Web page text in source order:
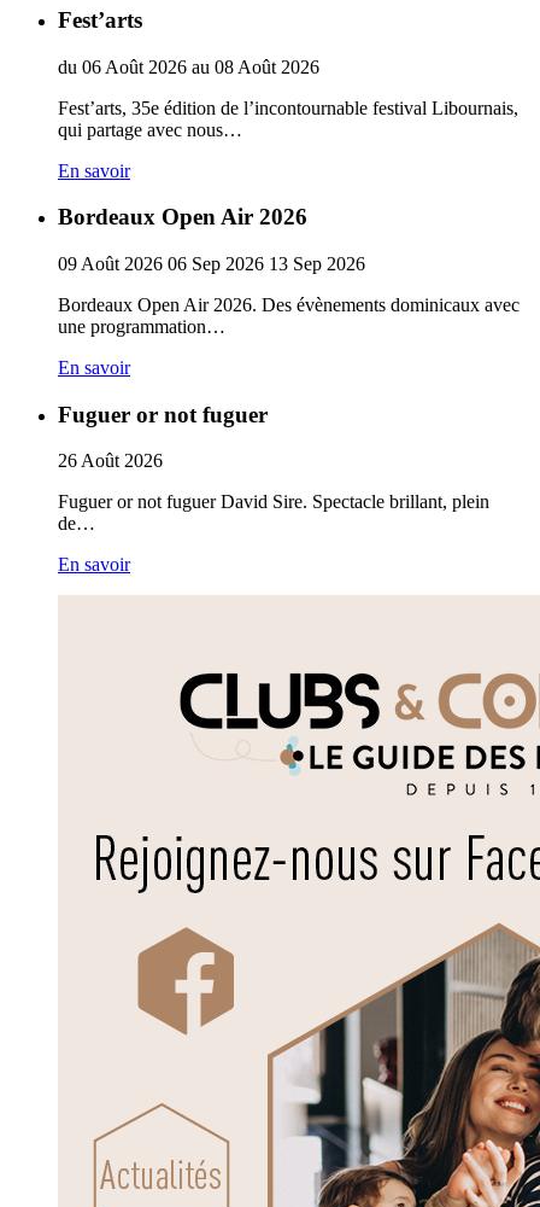
Fest’arts
du 06 Août 2026 au 08 Août 2026
Fest’arts, 35e édition de l’incontournable festival Libournais,
qui partage avec nous…
En savoir
Bordeaux Open Air 2026
09 Août 2026 06 Sep 2026 13 Sep 2026
Bordeaux Open Air 2026. Des évènements dominicaux avec
une programmation…
En savoir
Fuguer or not fuguer
26Août 2026
Fuguer or not fuguer David Sire. Spectacle brillant, plein
de…
En savoir